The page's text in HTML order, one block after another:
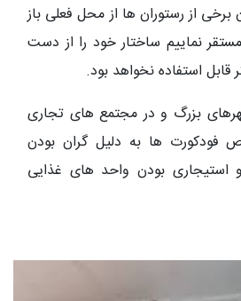
از رستوران ها از محل فعلی باز
نماییم ساختار خود را از دست
قابل استفاده نخواهد بود.
بزرگ و در مجتمع های تجاری
ها به دلیل گران بودن
استیجاری بودن واحد های غذایی